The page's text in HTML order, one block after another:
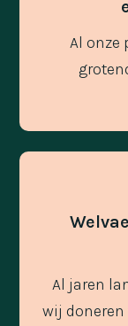
Al onze
Al jaren
wij doneren